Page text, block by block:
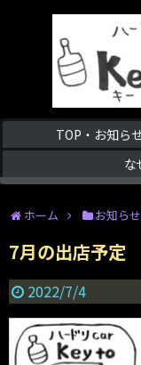
TOP・お知ら
な
ホーム お知らせ
7月の出店予定
2022/7/4